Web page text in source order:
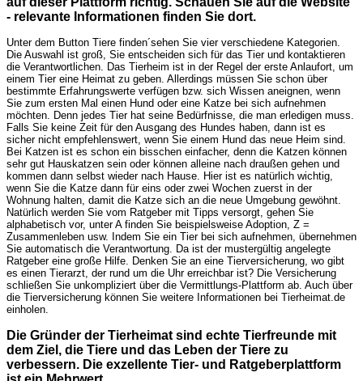
- relevante Informationen finden Sie dort.
Unter dem Button Tiere finden´sehen Sie vier verschiedene Kategorien.
Die Auswahl ist groß, Sie entscheiden sich für das Tier und kontaktieren
die Verantwortlichen. Das Tierheim ist in der Regel der erste Anlaufort, um
einem Tier eine Heimat zu geben. Allerdings müssen Sie schon über
bestimmte Erfahrungswerte verfügen bzw. sich Wissen aneignen, wenn
Sie zum ersten Mal einen Hund oder eine Katze bei sich aufnehmen
möchten. Denn jedes Tier hat seine Bedürfnisse, die man erledigen muss.
Falls Sie keine Zeit für den Ausgang des Hundes haben, dann ist es
sicher nicht empfehlenswert, wenn Sie einem Hund das neue Heim sind.
Bei Katzen ist es schon ein bisschen einfacher, denn die Katzen können
sehr gut Hauskatzen sein oder können alleine nach draußen gehen und
kommen dann selbst wieder nach Hause. Hier ist es natürlich wichtig,
wenn Sie die Katze dann für eins oder zwei Wochen zuerst in der
Wohnung halten, damit die Katze sich an die neue Umgebung gewöhnt.
Natürlich werden Sie vom Ratgeber mit Tipps versorgt, gehen Sie
alphabetisch vor, unter A finden Sie beispielsweise Adoption, Z =
Zusammenleben usw. Indem Sie ein Tier bei sich aufnehmen, übernehmen
Sie automatisch die Verantwortung. Da ist der mustergültig angelegte
Ratgeber eine große Hilfe. Denken Sie an eine Tierversicherung, wo gibt
es einen Tierarzt, der rund um die Uhr erreichbar ist? Die Versicherung
schließen Sie unkompliziert über die Vermittlungs-Plattform ab. Auch über
die Tierversicherung können Sie weitere Informationen bei Tierheimat.de
einholen.
Die Gründer der Tierheimat sind echte Tierfreunde mit
dem Ziel, die Tiere und das Leben der Tiere zu
verbessern. Die exzellente Tier- und Ratgeberplattform